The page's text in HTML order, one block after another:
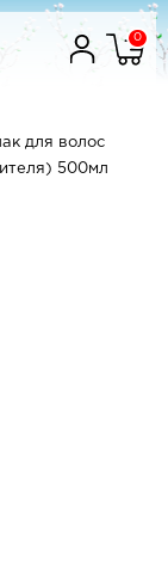
0
для волос
500мл